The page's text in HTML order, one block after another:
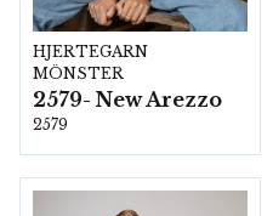
HJERTEGARN
MÖNSTER
2579- New Arezzo
2579